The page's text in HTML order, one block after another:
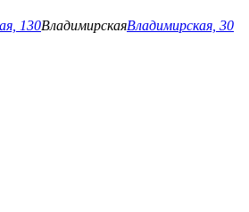
130ВладимирскаяВладимирская, 30